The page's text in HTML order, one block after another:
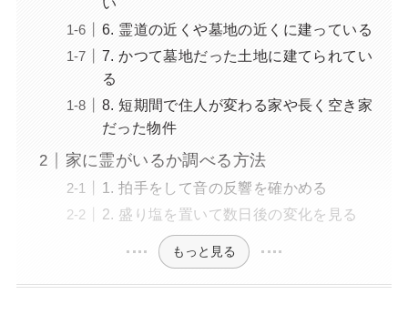
6. 霊道の近くや墓地の近くに建っている
7. かつて墓地だった土地に建てられてい
る
8. 短期間で住人が変わる家や長く空き家
だった物件
家に霊がいるか調べる方法
1. 拍手をして音の反響を確かめる
2. 盛り塩を置いて数日後の変化を見る
もっと見る